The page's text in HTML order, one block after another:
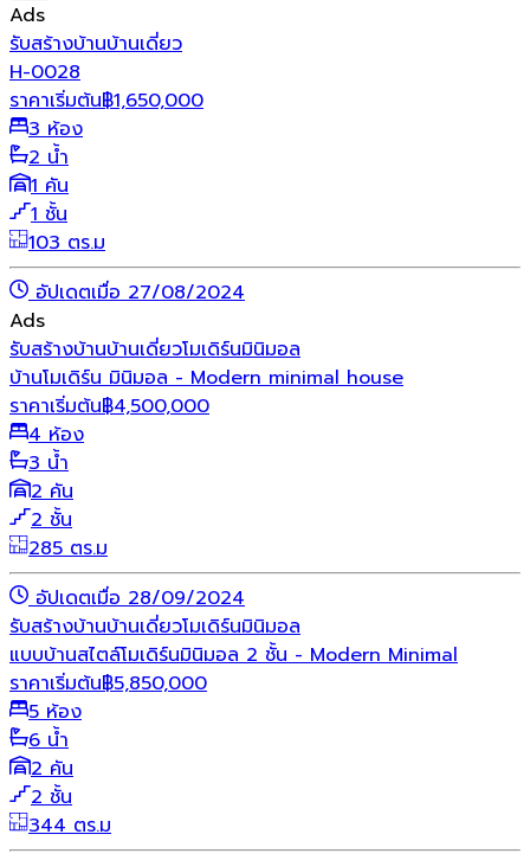
Ads
รับสร้างบ้านบ้านเดี่ยว
H-0028
ราคาเริ่มต้น฿1,650,000
3 ห้อง
2 น้ำ
1 คัน
1 ชั้น
103 ตร.ม
อัปเดตเมื่อ 27/08/2024
Ads
รับสร้างบ้านบ้านเดี่ยวโมเดิร์นมินิมอล
บ้านโมเดิร์น มินิมอล - Modern minimal house
ราคาเริ่มต้น฿4,500,000
4 ห้อง
3 น้ำ
2 คัน
2 ชั้น
285 ตร.ม
อัปเดตเมื่อ 28/09/2024
รับสร้างบ้านบ้านเดี่ยวโมเดิร์นมินิมอล
แบบบ้านสไตล์โมเดิร์นมินิมอล 2 ชั้น - Modern Minimal
ราคาเริ่มต้น฿5,850,000
5 ห้อง
6 น้ำ
2 คัน
2 ชั้น
344 ตร.ม